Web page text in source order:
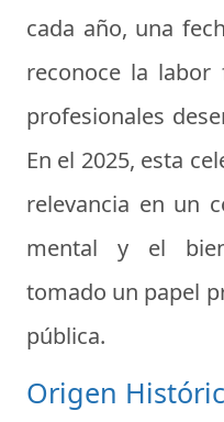
cada año, una
reconoce la labor
profesionales
En el 2025, esta
relevancia en un
mental y el
tomado un papel
pública.
Origen